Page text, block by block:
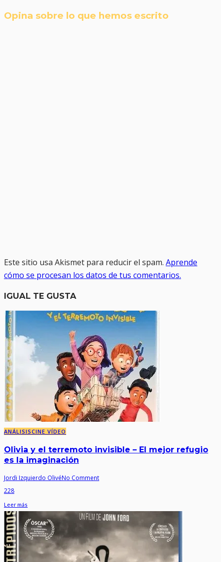
Opina sobre lo que hemos escrito
Este sitio usa Akismet para reducir el spam. Aprende
cómo se procesan los datos de tus comentarios.
IGUAL TE GUSTA
ANÁLISISCINE VÍDEO
Olivia y el terremoto invisible – El mejor refugio
es la imaginación
Jordi Izquierdo OlivéNo Comment
228
Leer más